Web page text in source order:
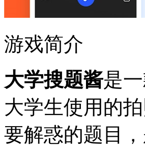
游戏简介
大学搜题酱是
大学生使用的
要解惑的题目